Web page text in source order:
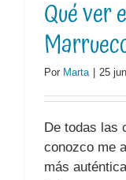
Qué ver
Por Marta 25
De todas las
conozco me
más